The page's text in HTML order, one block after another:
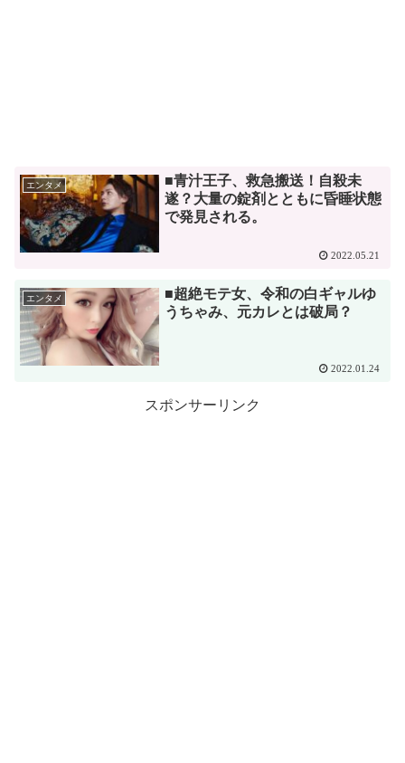
エンタメ
■青汁王子、救急搬送！自殺未
遂？大量の錠剤とともに昏睡状態
で発見される。
2022.05.21
エンタメ
■超絶モテ女、令和の白ギャルゆ
うちゃみ、元カレとは破局？
2022.01.24
スポンサーリンク